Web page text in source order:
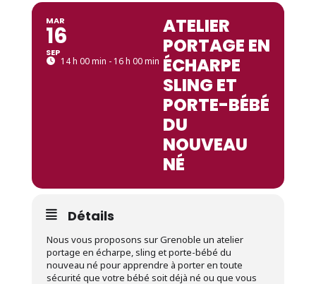
MAR
16
SEP
14 h 00 min - 16 h 00 min
ATELIER
PORTAGE EN
ÉCHARPE
SLING ET
PORTE-BÉBÉ
DU
NOUVEAU
NÉ
Détails
Nous vous proposons sur Grenoble un atelier
portage en écharpe, sling et porte-bébé du
nouveau né pour apprendre à porter en toute
sécurité que votre bébé soit déjà né ou que vous